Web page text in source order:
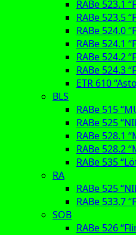
RABe 523.1
RABe 523.5
RABe 524.0
RABe 524.1
RABe 524.2
RABe 524.3
ETR 610
BLS
RABe 515
RABe 525
RABe 528.1
RABe 528.2
RABe 535
RA
RABe 525
RABe 533.7
SOB
RABe 526